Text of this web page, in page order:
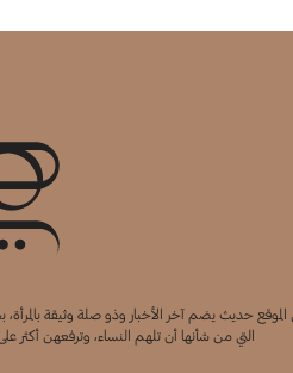
حديث يضم آخر الأخبار وذو صلة وثيقة بالمرأة،
التي من شأنها أن تلهم النساء، وترفعهن أكثر